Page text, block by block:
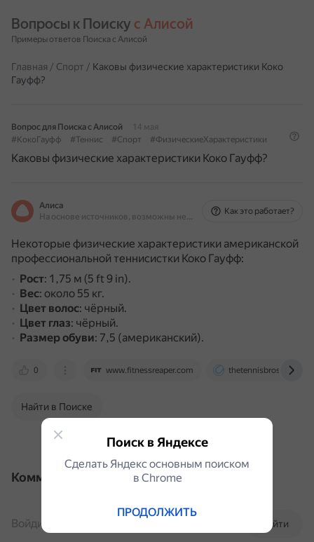
Вопросы к Поиску с Алисой
Примеры ответов Поиска с Алисой
Главная / Спорт / Каковы физические характеристики Коко
Гауфф?
Вопрос для Поиска с Алисой
14 мая
#КокоГауфф
#Теннис #Спорт #ФизическиеХарактеристики
Каковы физические характеристики Коко Гауфф?
Алиса
На основе источников, возможны неточности
Как это работает?
Некоторые физические характеристики американской
профессиональной теннисистки Коко Гауфф:
Рост: 1,75 м (5 ft 9 in).
Вес: около 55 кг.
Цвет волос: чёрный.
Цвет глаз: чёрный.
Размер обуви: 7,5 (американский).
0 www.fitnessreaper.com thetennisbros.com
Найти в Поиске
Комментарии
Войти
Войдите, чтобы комментировать
Поиск в Яндексе
Сделать Яндекс основным поиском
в Сhrome
ПРОДОЛЖИТЬ